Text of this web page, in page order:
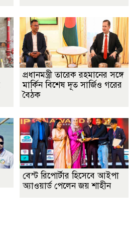
প্রধানমন্ত্রী তারেক রহমানের সঙ্গে
মার্কিন বিশেষ দূত সার্জিও গরের
বৈঠক
বেস্ট রিপোর্টার হিসেবে আইপা
অ্যাওয়ার্ড পেলেন জয় শাহীন